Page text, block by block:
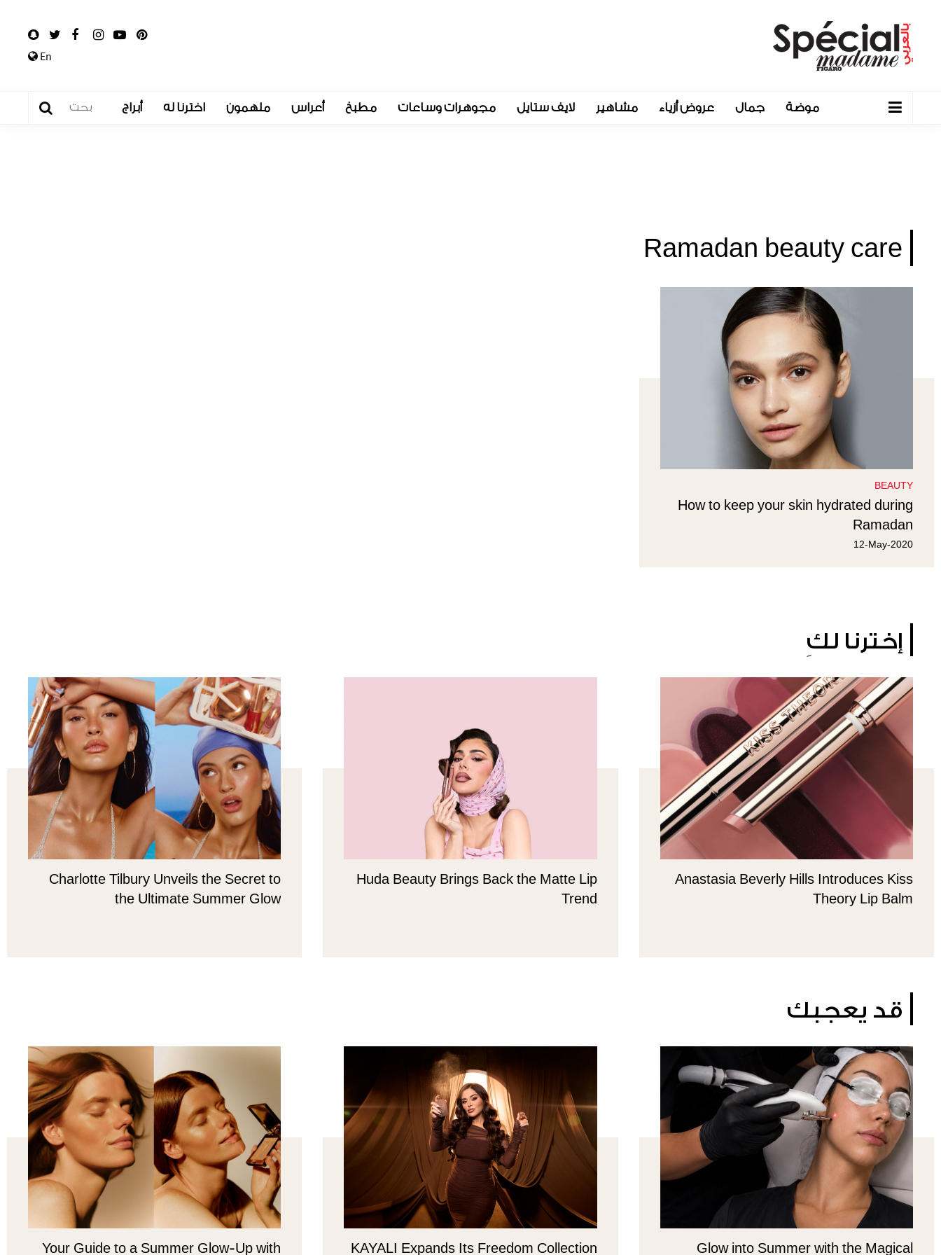
En
موضة جمال عروض أزياء مشاهير لايف ستايل مجوهرات وساعات مطبخ أعراس ملهمون اخترنا له أبراج
Ramadan beauty care
BEAUTY
How to keep your skin hydrated during
Ramadan
12-May-2020
إخترنا لكِ
Anastasia Beverly Hills Introduces Kiss
Theory Lip Balm
Huda Beauty Brings Back the Matte Lip
Trend
Charlotte Tilbury Unveils the Secret to
the Ultimate Summer Glow
قد يعجبك
Glow into Summer with the Magical
KAYALI Expands Its Freedom Collection
Your Guide to a Summer Glow-Up with